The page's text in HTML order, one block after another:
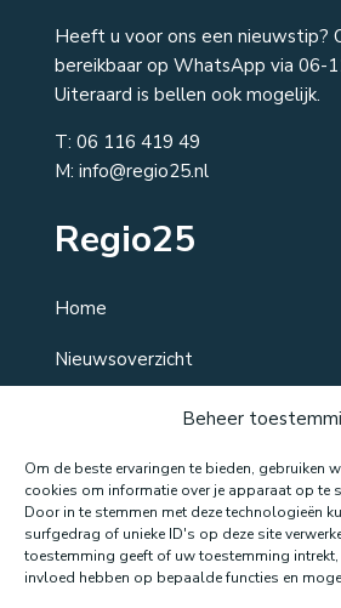
Beheer
Om de beste ervaringen te bieden, gebruiken
cookies om informatie over je apparaat op te
Door in te stemmen met deze technologieën
surfgedrag of unieke ID's op deze site
toestemming geeft of uw toestemming
invloed hebben op bepaalde functies en
Heeft u voor ons een nieuwstip?
bereikbaar op WhatsApp via 06-
Uiteraard is bellen ook mogelijk.
T: 06 116 419 49
M: info@regio25.nl
Regio25
Home
Nieuwsoverzicht
Contact
Website gemaakt door: LOEQ